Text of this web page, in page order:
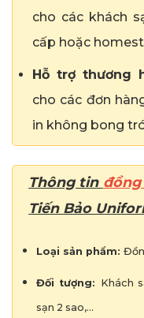
cho các khách
cấp hoặc
Hỗ trợ thương
cho các đơn
in không bong
Thông tin đồng
Tiến Bảo
Loại sản phẩm:
Đối tượng: Khách
sạn 2 sao,…